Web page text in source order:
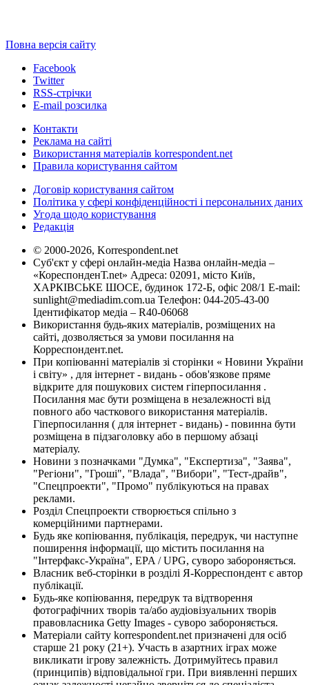
Повна версія сайту
Facebook
Twitter
RSS-стрічки
E-mail розсилка
Контакти
Реклама на сайті
Використання матеріалів korrespondent.net
Правила користування сайтом
Договір користування сайтом
Політика у сфері конфіденційності і персональних даних
Угода щодо користування
Редакція
© 2000-2026, Korrespondent.net
Суб'єкт у сфері онлайн-медіа Назва онлайн-медіа –
«КореспонденТ.net» Адреса: 02091, місто Київ,
ХАРКІВСЬКЕ ШОСЕ, будинок 172-Б, офіс 208/1 E-mail:
sunlight@mediadim.com.ua Телефон: 044-205-43-00
Ідентифікатор медіа – R40-06068
Використання будь-яких матеріалів, розміщених на
сайті, дозволяється за умови посилання на
Корреспондент.net.
При копіюванні матеріалів зі сторінки « Новини України
і світу» , для інтернет - видань - обов'язкове пряме
відкрите для пошукових систем гіперпосилання .
Посилання має бути розміщена в незалежності від
повного або часткового використання матеріалів.
Гіперпосилання ( для інтернет - видань) - повинна бути
розміщена в підзаголовку або в першому абзаці
матеріалу.
Новини з позначками "Думка", "Експертиза", "Заява",
"Регіони", "Гроші", "Влада", "Вибори", "Тест-драйв",
"Спецпроекти", "Промо" публікуються на правах
реклами.
Розділ Спецпроекти створюється спільно з
комерційними партнерами.
Будь яке копіювання, публікація, передрук, чи наступне
поширення інформації, що містить посилання на
"Інтерфакс-Україна", EPA / UPG, суворо забороняється.
Власник веб-сторінки в розділі Я-Корреспондент є автор
публікації.
Будь-яке копіювання, передрук та відтворення
фотографічних творів та/або аудіовізуальних творів
правовласника Getty Images - суворо забороняється.
Матеріали сайту korrespondent.net призначені для осіб
старше 21 року (21+). Участь в азартних іграх може
викликати ігрову залежність. Дотримуйтесь правил
(принципів) відповідальної гри. При виявленні перших